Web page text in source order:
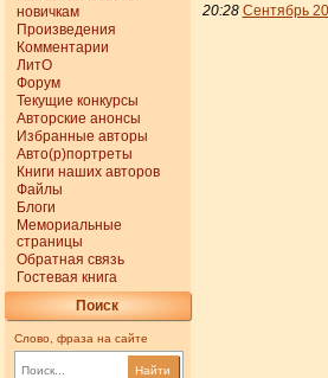
новичкам
Произведения
Комментарии
ЛитО
Форум
Текущие конкурсы
Авторские анонсы
Избранные авторы
Авто(р)портреты
Книги наших авторов
Файлы
Блоги
Мемориальные
страницы
Обратная связь
Гостевая книга
Поиск
Слово, фраза на сайте
Найти
20:28 Сентябрь